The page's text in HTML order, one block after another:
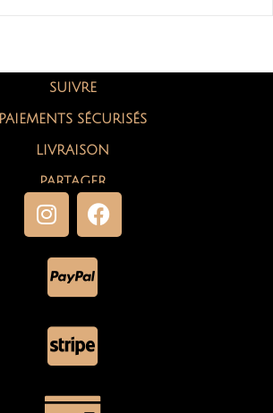
SUIVRE
PAIEMENTS SÉCURISÉS
LIVRAISON
PARTAGER